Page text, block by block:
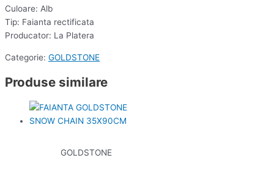
Culoare: Alb
Tip: Faianta rectificata
Producator: La Platera
Categorie: GOLDSTONE
Produse similare
GOLDSTONE